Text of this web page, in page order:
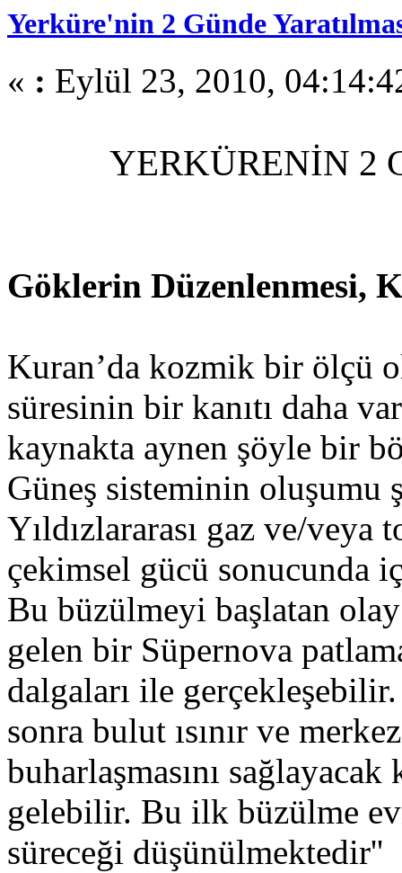
Yerküre'nin 2 Günde
« : Eylül 23, 2010,
YERKÜRENİN 2
Göklerin Düzenlenmesi,
Kuran’da kozmik bir ölçü
süresinin bir kanıtı daha
kaynakta aynen şöyle bir
Güneş sisteminin oluşumu
Yıldızlararası gaz ve/
çekimsel gücü sonucunda
Bu büzülmeyi başlatan
gelen bir Süpernova
dalgaları ile
sonra bulut ısınır ve
buharlaşmasını sağlayacak
gelebilir. Bu ilk büzülme
süreceği düşünülmektedir''